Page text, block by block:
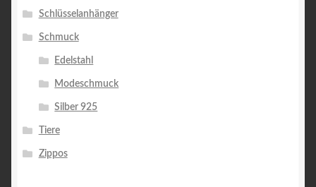
Schlüsselanhänger
Schmuck
Edelstahl
Modeschmuck
Silber 925
Tiere
Zippos